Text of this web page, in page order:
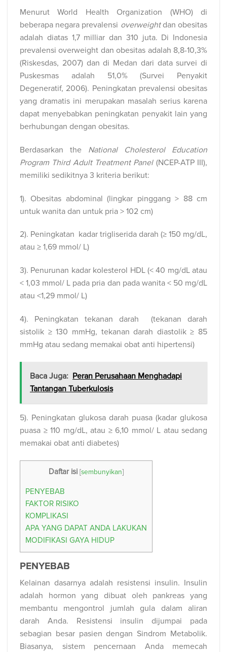
Menurut World Health Organization (WHO) di
beberapa negara prevalensi overweightdan obesitas
adalah diatas 1,7 milliar dan 310 juta. Di Indonesia
prevalensi overweight dan obesitas adalah 8,8-10,3%
(Riskesdas, 2007) dan di Medan dari data survei di
Puskesmas adalah 51,0% (Survei Penyakit
Degeneratif, 2006). Peningkatan prevalensi obesitas
yang dramatis ini merupakan masalah serius karena
dapat menyebabkan peningkatan penyakit lain yang
berhubungan dengan obesitas.
Berdasarkan the National Cholesterol Education
Program Third Adult Treatment Panel(NCEP-ATP III),
memiliki sedikitnya 3 kriteria berikut:
1). Obesitas abdominal (lingkar pinggang > 88 cm
untuk wanita dan untuk pria > 102 cm)
2). Peningkatan kadar trigliserida darah (≥ 150 mg/dL,
atau ≥ 1,69 mmol/ L)
3). Penurunan kadar kolesterol HDL (< 40 mg/dL atau
< 1,03 mmol/ L pada pria dan pada wanita < 50 mg/dL
atau <1,29 mmol/ L)
4). Peningkatan tekanan darah (tekanan darah
sistolik ≥ 130 mmHg, tekanan darah diastolik ≥ 85
mmHg atau sedang memakai obat anti hipertensi)
Baca Juga: Peran Perusahaan Menghadapi
Tantangan Tuberkulosis
5). Peningkatan glukosa darah puasa (kadar glukosa
puasa ≥ 110 mg/dL, atau ≥ 6,10 mmol/ L atau sedang
memakai obat anti diabetes)
Daftar isi [sembunyikan]
PENYEBAB
FAKTOR RISIKO
KOMPLIKASI
APA YANG DAPAT ANDA LAKUKAN
MODIFIKASI GAYA HIDUP
PENYEBAB
Kelainan dasarnya adalah resistensi insulin. Insulin
adalah hormon yang dibuat oleh pankreas yang
membantu mengontrol jumlah gula dalam aliran
darah Anda. Resistensi insulin dijumpai pada
sebagian besar pasien dengan Sindrom Metabolik.
Biasanya, sistem pencernaan Anda memecah